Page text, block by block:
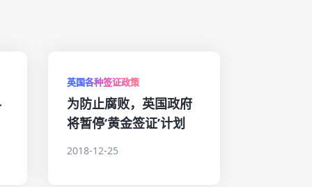
英国各种签证政策
为防止腐败，英国政府
将暂停‘黄金签证’计划
2018-12-25